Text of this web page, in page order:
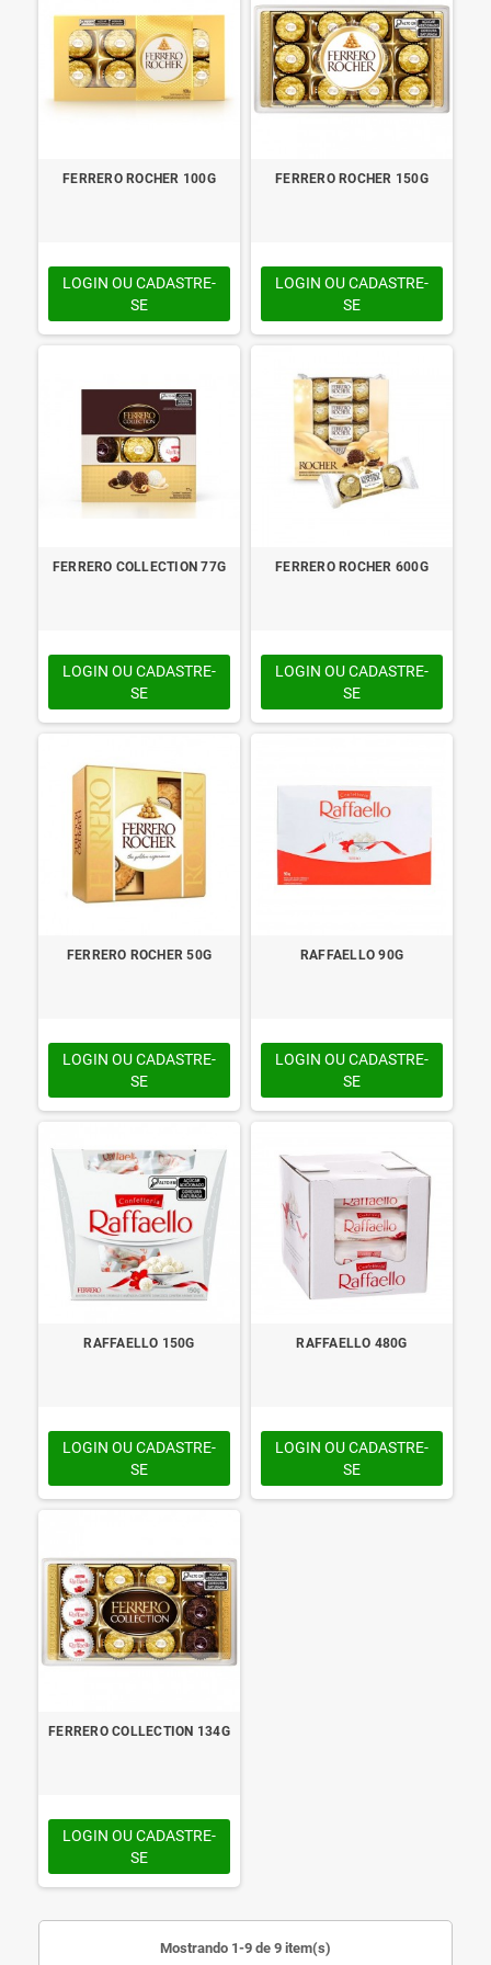
FERRERO ROCHER 100G
LOGIN OU CADASTRE-
SE
FERRERO ROCHER 150G
LOGIN OU CADASTRE-
SE
FERRERO COLLECTION 77G
LOGIN OU CADASTRE-
SE
FERRERO ROCHER 600G
LOGIN OU CADASTRE-
SE
FERRERO ROCHER 50G
LOGIN OU CADASTRE-
SE
RAFFAELLO 90G
LOGIN OU CADASTRE-
SE
RAFFAELLO 150G
LOGIN OU CADASTRE-
SE
RAFFAELLO 480G
LOGIN OU CADASTRE-
SE
FERRERO COLLECTION 134G
LOGIN OU CADASTRE-
SE
Mostrando 1-9 de 9 item(s)